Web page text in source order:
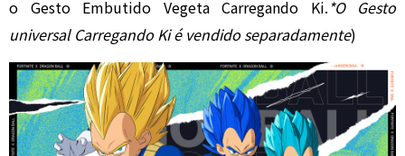
o Gesto Embutido Vegeta Carregando Ki.*O Gesto
universal Carregando Ki é vendido separadamente)